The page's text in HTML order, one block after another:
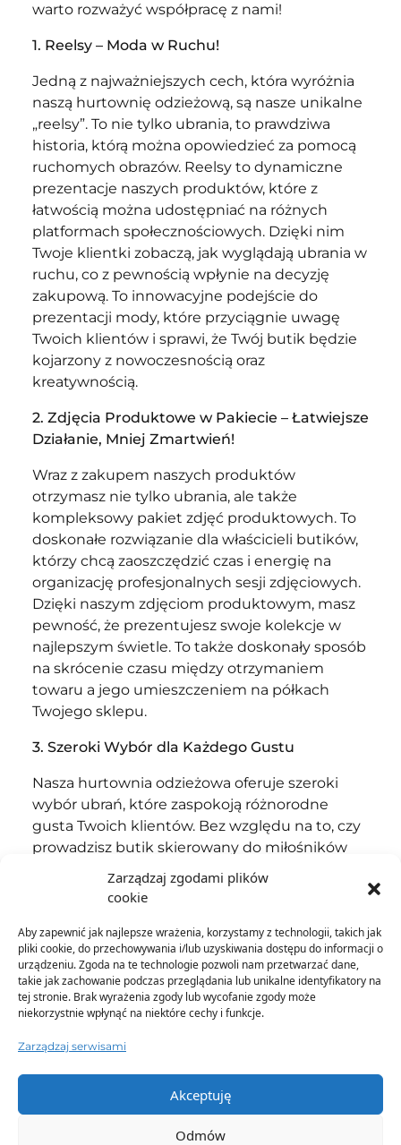
Zarządzaj zgodami plików
cookie
Aby zapewnić jak najlepsze wrażenia, korzystamy z technologii, takich jak
pliki cookie, do przechowywania i/lub uzyskiwania dostępu do informacji o
urządzeniu. Zgoda na te technologie pozwoli nam przetwarzać dane,
takie jak zachowanie podczas przeglądania lub unikalne identyfikatory na
tej stronie. Brak wyrażenia zgody lub wycofanie zgody może
niekorzystnie wpłynąć na niektóre cechy i funkcje.
Zarządzaj serwisami
Akceptuję
Odmów
warto rozważyć współpracę z nami!
1. Reelsy – Moda w Ruchu!
Jedną z najważniejszych cech, która wyróżnia
naszą hurtownię odzieżową, są nasze unikalne
„reelsy”. To nie tylko ubrania, to prawdziwa
historia, którą można opowiedzieć za pomocą
ruchomych obrazów. Reelsy to dynamiczne
prezentacje naszych produktów, które z
łatwością można udostępniać na różnych
platformach społecznościowych. Dzięki nim
Twoje klientki zobaczą, jak wyglądają ubrania w
ruchu, co z pewnością wpłynie na decyzję
zakupową. To innowacyjne podejście do
prezentacji mody, które przyciągnie uwagę
Twoich klientów i sprawi, że Twój butik będzie
kojarzony z nowoczesnością oraz
kreatywnością.
2. Zdjęcia Produktowe w Pakiecie – Łatwiejsze
Działanie, Mniej Zmartwień!
Wraz z zakupem naszych produktów
otrzymasz nie tylko ubrania, ale także
kompleksowy pakiet zdjęć produktowych. To
doskonałe rozwiązanie dla właścicieli butików,
którzy chcą zaoszczędzić czas i energię na
organizację profesjonalnych sesji zdjęciowych.
Dzięki naszym zdjęciom produktowym, masz
pewność, że prezentujesz swoje kolekcje w
najlepszym świetle. To także doskonały sposób
na skrócenie czasu między otrzymaniem
towaru a jego umieszczeniem na półkach
Twojego sklepu.
3. Szeroki Wybór dla Każdego Gustu
Nasza hurtownia odzieżowa oferuje szeroki
wybór ubrań, które zaspokoją różnorodne
gusta Twoich klientów. Bez względu na to, czy
prowadzisz butik skierowany do miłośników
streetwearu, eleganckiej klasyki czy też
modowej ekstrawagancji – mamy coś
starannie wyselekcjonowane, aby sprostać
oczekiwaniom klientów o różnych
upodobaniach.
4. Indywidualne Podejście do Klienta
Rozumiemy, że każdy butik ma swoją
elastyczność i indywidualne podejście do
każdego klienta. Chcemy, abyś czuł się jak
partner, nie tylko klient. Nasi przedstawiciele